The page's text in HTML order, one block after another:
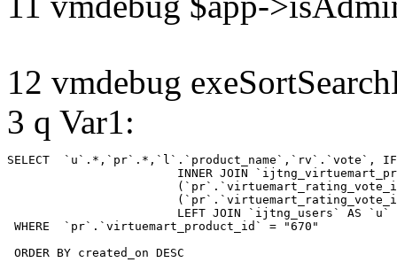
12 vmdebug
3 q Var1:
SELECT  `u`.*,`pr`.*,`l`.`product_name`,`rv`.`vote`,
WHERE  `pr`.`virtuemart_product_id` = "670"
ORDER BY created_on DESC